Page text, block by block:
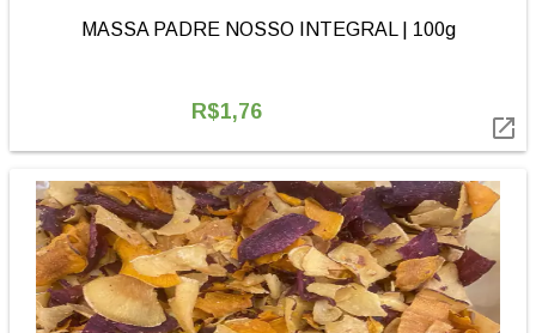
MASSA PADRE NOSSO INTEGRAL | 100g
R$1,76
